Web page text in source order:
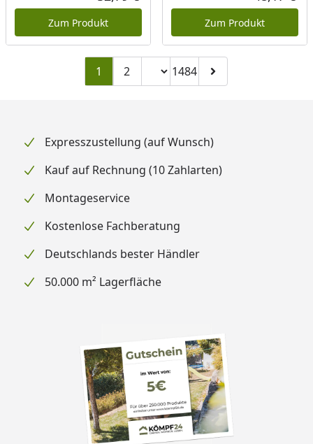
Aktueller Preis
Zum Produkt Zum Produkt
1 Zu Seite 2
2 Seitenzahl ändern
Zu Seite 1484
1484 Zur nächsten Seite
Expresszustellung (auf Wunsch)
Kauf auf Rechnung (10 Zahlarten)
Montageservice
Kostenlose Fachberatung
Deutschlands bester Händler
50.000 m² Lagerfläche